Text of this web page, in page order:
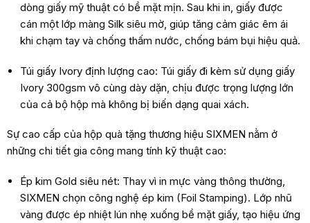
dòng giấy mỹ thuật có bề mặt mịn. Sau khi in, giấy được
cán một lớp màng Silk siêu mờ, giúp tăng cảm giác êm ái
khi chạm tay và chống thấm nước, chống bám bụi hiệu quả.
Túi giấy Ivory định lượng cao: Túi giấy đi kèm sử dụng giấy
Ivory 300gsm vô cùng dày dặn, chịu được trọng lượng lớn
của cả bộ hộp mà không bị biến dạng quai xách.
Sự cao cấp của hộp quà tặng thương hiệu SIXMEN nằm ở
những chi tiết gia công mang tính kỹ thuật cao:
Ép kim Gold siêu nét: Thay vì in mực vàng thông thường,
SIXMEN chọn công nghệ ép kim (Foil Stamping). Lớp nhũ
vàng được ép nhiệt lún nhẹ xuống bề mặt giấy, tạo hiệu ứng